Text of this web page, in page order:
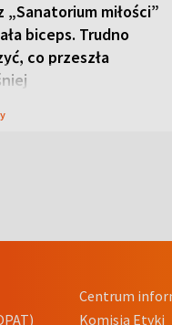
„Sanatorium miłości”
biceps. Trudno
co przeszła
Centrum
Komisja Etyki